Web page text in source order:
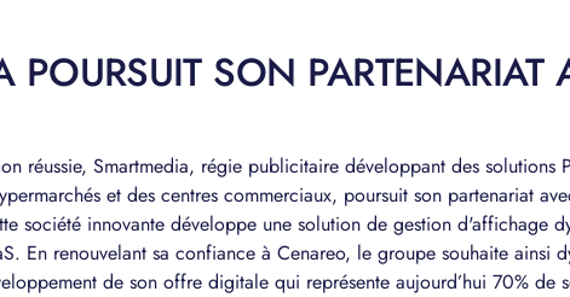
POURSUIT SON PARTENARIAT
réussie, Smartmedia, régie publicitaire développant des solutions
et des centres commerciaux, poursuit son partenariat
société innovante développe une solution de gestion d'affichage
En renouvelant sa confiance à Cenareo, le groupe souhaite ainsi
de son offre digitale qui représente aujourd’hui 70% de